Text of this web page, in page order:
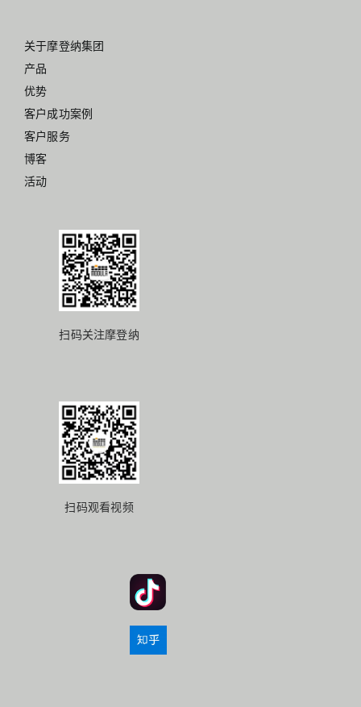
关于摩登纳集团
产品
优势
客户成功案例
客户服务
博客
活动
扫码关注摩登纳
扫码观看视频